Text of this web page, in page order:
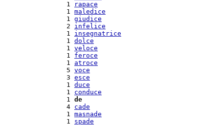
  1
rapace
  1
maledice
  1
giudice
  2
infelice
  1
insegnatrice
  1
dolce
  1
veloce
  1
feroce
  1
atroce
  5
voce
  3
esce
  1
duce
  1
conduce
  1
de
  4
cade
  1
masnade
  1
spade